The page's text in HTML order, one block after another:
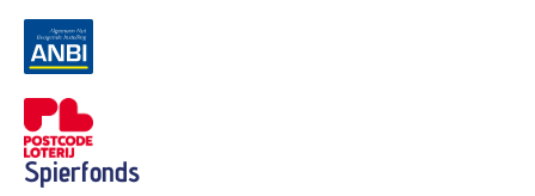
Spierfonds